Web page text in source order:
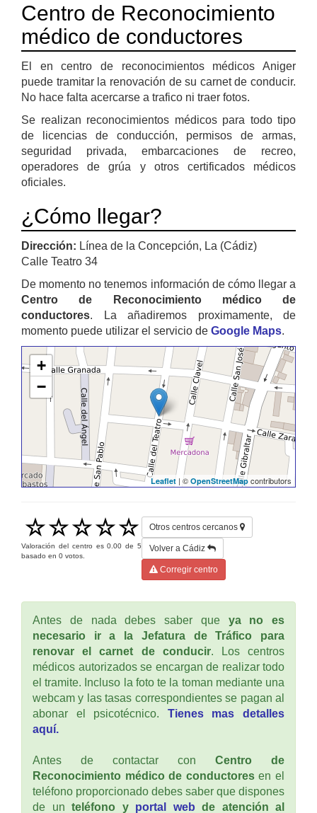
Centro de Reconocimiento
médico de conductores
El en centro de reconocimientos médicos Aniger
puede tramitar la renovación de su carnet de conducir.
No hace falta acercarse a trafico ni traer fotos.
Se realizan reconocimientos médicos para todo tipo
de licencias de conducción, permisos de armas,
seguridad privada, embarcaciones de recreo,
operadores de grúa y otros certificados médicos
oficiales.
¿Cómo llegar?
Dirección: Línea de la Concepción, La (Cádiz)
Calle Teatro 34
De momento no tenemos información de cómo llegar a
Centro de Reconocimiento médico de
conductores. La añadiremos proximamente, de
momento puede utilizar el servicio de Google Maps.
+
−
Leaflet | © OpenStreetMap contributors
Valoración del centro es0.00 de5
basado en 0 votos.
Otros centros cercanos
Volver a Cádiz
Corregir centro
Antes de nada debes saber que ya no es
necesario ir a la Jefatura de Tráfico para
renovar el carnet de conducir. Los centros
médicos autorizados se encargan de realizar todo
el tramite. Incluso la foto te la toman mediante una
webcam y las tasas correspondientes se pagan al
abonar el psicotécnico. Tienes mas detalles
aquí.
Antes de contactar con Centro de
Reconocimiento médico de conductoresen el
teléfono proporcionado debes saber que dispones
de un teléfono y portal web de atención al